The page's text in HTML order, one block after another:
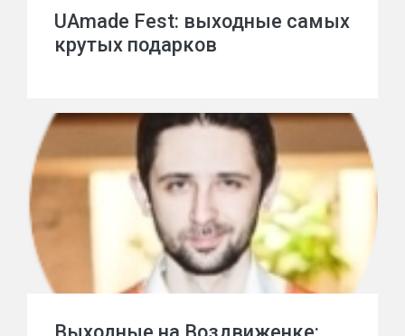
UAmade Fest: выходные самых
крутых подарков